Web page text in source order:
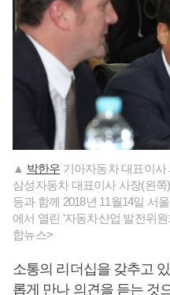
▲ 박한우 기아자동차 대표이
삼성자동차 대표이사 사장(왼
등과 함께 2018년 11월14일 서
에서 열린 '자동차산업 발전위
합뉴스>
소통의 리더십을 갖추고
롭게 만나 의견을 듣는 것